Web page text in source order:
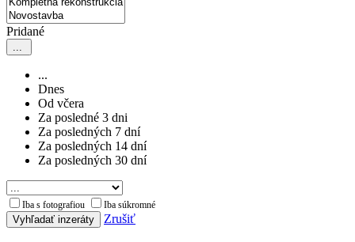
Pridané
...
Dnes
Od včera
Za posledné 3 dni
Za posledných 7 dní
Za posledných 14 dní
Za posledných 30 dní
Iba s fotografiou Iba súkromné
Vyhľadať inzeráty Zrušiť